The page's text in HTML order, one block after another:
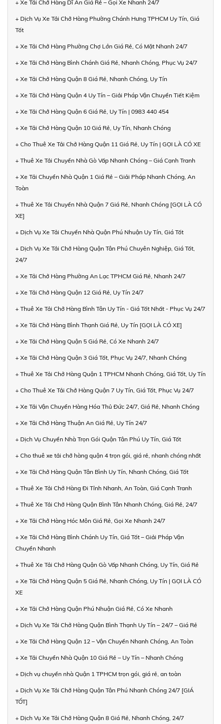
+ Xe Tải Chở Hàng Dĩ An Giá Rẻ – Gọi Xe Nhanh 24/7
+ Dịch Vụ Xe Tải Chở Hàng Phường Chánh Hưng TPHCM Uy Tín, Giá
Tốt
+ Xe Tải Chở Hàng Phường Chợ Lớn Giá Rẻ, Có Mặt Nhanh 24/7
+ Xe Tải Chở Hàng Bình Chánh Giá Rẻ, Nhanh Chóng, Phục Vụ 24/7
+ Xe Tải Chở Hàng Quận 8 Giá Rẻ, Nhanh Chóng, Uy Tín
+ Xe Tải Chở Hàng Quận 4 Uy Tín – Giải Pháp Vận Chuyển Tiết Kiệm
+ Xe Tải Chở Hàng Quận 6 Giá Rẻ, Uy Tín | 0983 440 454
+ Xe Tải Chở Hàng Quận 10 Giá Rẻ, Uy Tín, Nhanh Chóng
+ Cho Thuê Xe Tải Chở Hàng Quận 11 Giá Rẻ, Uy Tín | GỌI LÀ CÓ XE
+ Thuê Xe Tải Chuyển Nhà Gò Vấp Nhanh Chóng – Giá Cạnh Tranh
+ Xe Tải Chuyển Nhà Quận 1 Giá Rẻ – Giải Pháp Nhanh Chóng, An
Toàn
+ Thuê Xe Tải Chuyển Nhà Quận 7 Giá Rẻ, Nhanh Chóng [GỌI LÀ CÓ
XE]
+ Dịch Vụ Xe Tải Chuyển Nhà Quận Phú Nhuận Uy Tín, Giá Tốt
+ Dịch Vụ Xe Tải Chở Hàng Quận Tân Phú Chuyên Nghiệp, Giá Tốt,
24/7
+ Xe Tải Chở Hàng Phường An Lạc TPHCM Giá Rẻ, Nhanh 24/7
+ Xe Tải Chở Hàng Quận 12 Giá Rẻ, Uy Tín 24/7
+ Thuê Xe Tải Chở Hàng Bình Tân Uy Tín - Giá Tốt Nhất - Phục Vụ 24/7
+ Xe Tải Chở Hàng Bình Thạnh Giá Rẻ, Uy Tín [GỌI LÀ CÓ XE]
+ Xe Tải Chở Hàng Quận 5 Giá Rẻ, Có Xe Nhanh 24/7
+ Xe Tải Chở Hàng Quận 3 Giá Tốt, Phục Vụ 24/7, Nhanh Chóng
+ Thuê Xe Tải Chở Hàng Quận 1 TPHCM Nhanh Chóng, Giá Tốt, Uy Tín
+ Cho Thuê Xe Tải Chở Hàng Quận 7 Uy Tín, Giá Tốt, Phục Vụ 24/7
+ Xe Tải Vận Chuyển Hàng Hóa Thủ Đức 24/7, Giá Rẻ, Nhanh Chóng
+ Xe Tải Chở Hàng Thuận An Giá Rẻ, Uy Tín 24/7
+ Dịch Vụ Chuyển Nhà Trọn Gói Quận Tân Phú Uy Tín, Giá Tốt
+ Cho thuê xe tải chở hàng quận 4 trọn gói, giá rẻ, nhanh chóng nhất
+ Xe Tải Chở Hàng Quận Tân Bình Uy Tín, Nhanh Chóng, Giá Tốt
+ Thuê Xe Tải Chở Hàng Đi Tỉnh Nhanh, An Toàn, Giá Cạnh Tranh
+ Thuê Xe Tải Chở Hàng Quận Bình Tân Nhanh Chóng, Giá Rẻ, 24/7
+ Xe Tải Chở Hàng Hóc Môn Giá Rẻ, Gọi Xe Nhanh 24/7
+ Xe Tải Chở Hàng Bình Chánh Uy Tín, Giá Tốt – Giải Pháp Vận
Chuyển Nhanh
+ Thuê Xe Tải Chở Hàng Quận Gò Vấp Nhanh Chóng, Uy Tín, Giá Rẻ
+ Xe Tải Chở Hàng Quận 5 Giá Rẻ, Nhanh Chóng, Uy Tín | GỌI LÀ CÓ
XE
+ Xe Tải Chở Hàng Quận Phú Nhuận Giá Rẻ, Có Xe Nhanh
+ Dịch Vụ Xe Tải Chở Hàng Quận Bình Thạnh Uy Tín – 24/7 – Giá Rẻ
+ Xe Tải Chở Hàng Quận 12 – Vận Chuyển Nhanh Chóng, An Toàn
+ Xe Tải Chuyển Nhà Quận 10 Giá Rẻ – Uy Tín – Nhanh Chóng
+ Dịch vụ chuyển nhà Quận 1 TPHCM trọn gói, giá rẻ, an toàn
+ Dịch Vụ Xe Tải Chở Hàng Quận Tân Phú Nhanh Chóng 24/7 [GIÁ
TỐT]
+ Dịch Vụ Xe Tải Chở Hàng Quận 8 Giá Rẻ, Nhanh Chóng, 24/7